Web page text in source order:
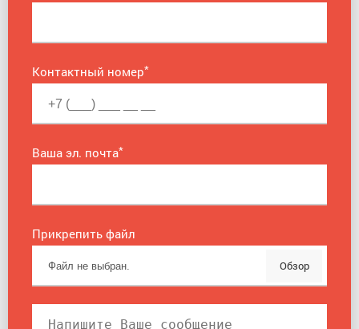
Контактный номер*
Ваша эл. почта*
Прикрепить файл
Обзор